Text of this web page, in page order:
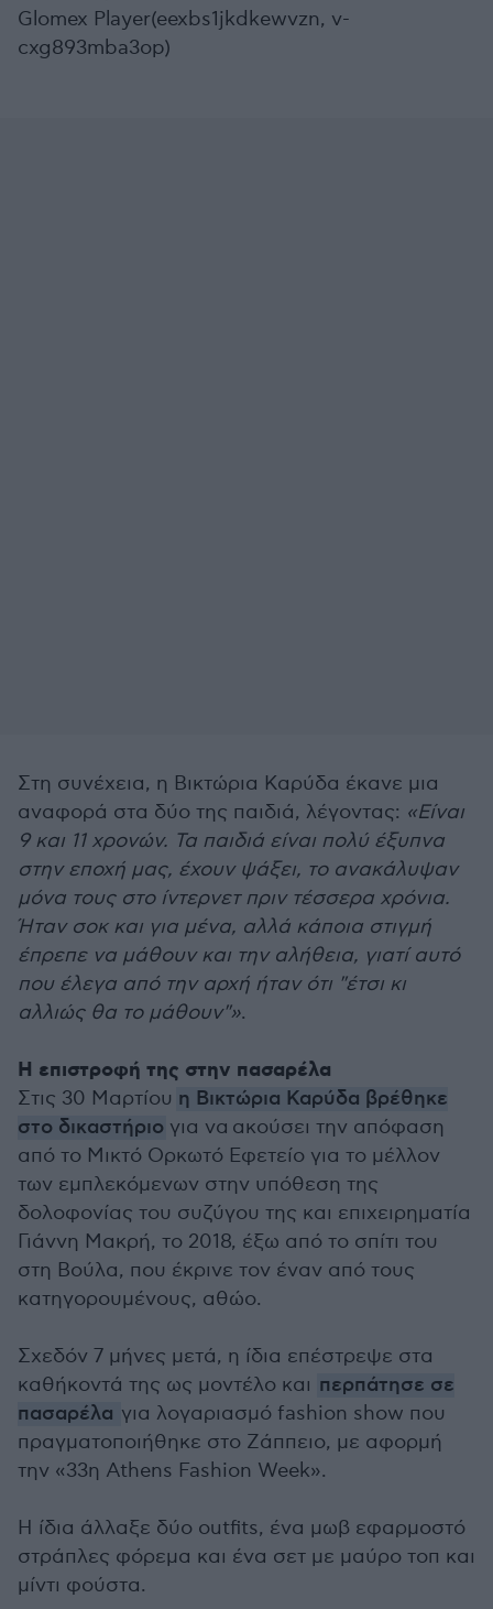
Glomex Player(eexbs1jkdkewvzn, v-
cxg893mba3op)
Στη συνέχεια, η Βικτώρια Καρύδα έκανε μια
αναφορά στα δύο της παιδιά, λέγοντας: «Είναι
9 και 11 χρονών. Τα παιδιά είναι πολύ έξυπνα
στην εποχή μας, έχουν ψάξει, το ανακάλυψαν
μόνα τους στο ίντερνετ πριν τέσσερα χρόνια.
Ήταν σοκ και για μένα, αλλά κάποια στιγμή
έπρεπε να μάθουν και την αλήθεια, γιατί αυτό
που έλεγα από την αρχή ήταν ότι "έτσι κι
αλλιώς θα το μάθουν"».
Η επιστροφή της στην πασαρέλα
Στις 30 Μαρτίου η Βικτώρια Καρύδα βρέθηκε
στο δικαστήριο για να ακούσει την απόφαση
από το Μικτό Ορκωτό Εφετείο για το μέλλον
των εμπλεκόμενων στην υπόθεση της
δολοφονίας του συζύγου της και επιχειρηματία
Γιάννη Μακρή, το 2018, έξω από το σπίτι του
στη Βούλα, που έκρινε τον έναν από τους
κατηγορουμένους, αθώο.
Σχεδόν 7 μήνες μετά, η ίδια επέστρεψε στα
καθήκοντά της ως μοντέλο και περπάτησε σε
πασαρέλα για λογαριασμό fashion show που
πραγματοποιήθηκε στο Ζάππειο, με αφορμή
την «33η Athens Fashion Week».
Η ίδια άλλαξε δύο outfits, ένα μωβ εφαρμοστό
στράπλες φόρεμα και ένα σετ με μαύρο τοπ και
μίντι φούστα.